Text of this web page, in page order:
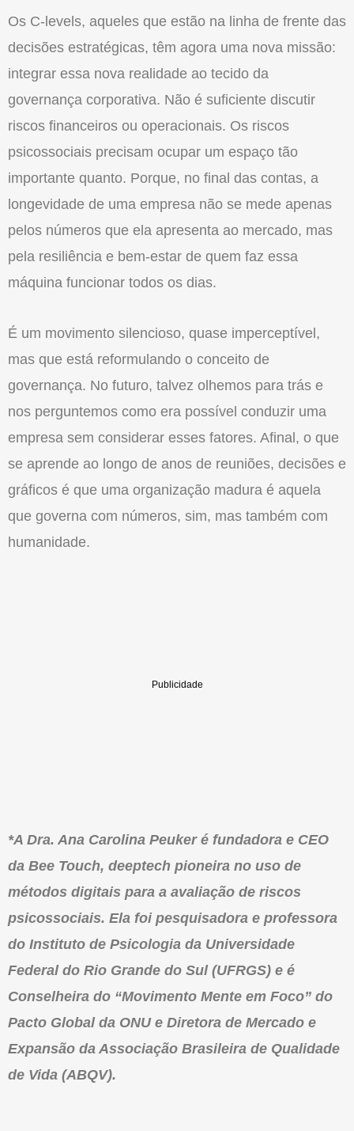
Os C-levels, aqueles que estão na linha de frente das
decisões estratégicas, têm agora uma nova missão:
integrar essa nova realidade ao tecido da
governança corporativa. Não é suficiente discutir
riscos financeiros ou operacionais. Os riscos
psicossociais precisam ocupar um espaço tão
importante quanto. Porque, no final das contas, a
longevidade de uma empresa não se mede apenas
pelos números que ela apresenta ao mercado, mas
pela resiliência e bem-estar de quem faz essa
máquina funcionar todos os dias.
É um movimento silencioso, quase imperceptível,
mas que está reformulando o conceito de
governança. No futuro, talvez olhemos para trás e
nos perguntemos como era possível conduzir uma
empresa sem considerar esses fatores. Afinal, o que
se aprende ao longo de anos de reuniões, decisões e
gráficos é que uma organização madura é aquela
que governa com números, sim, mas também com
humanidade.
*A Dra. Ana Carolina Peuker é fundadora e CEO
da Bee Touch, deeptech pioneira no uso de
métodos digitais para a avaliação de riscos
psicossociais. Ela foi pesquisadora e professora
do Instituto de Psicologia da Universidade
Federal do Rio Grande do Sul (UFRGS) e é
Conselheira do “Movimento Mente em Foco” do
Pacto Global da ONU e Diretora de Mercado e
Expansão da Associação Brasileira de Qualidade
de Vida (ABQV).